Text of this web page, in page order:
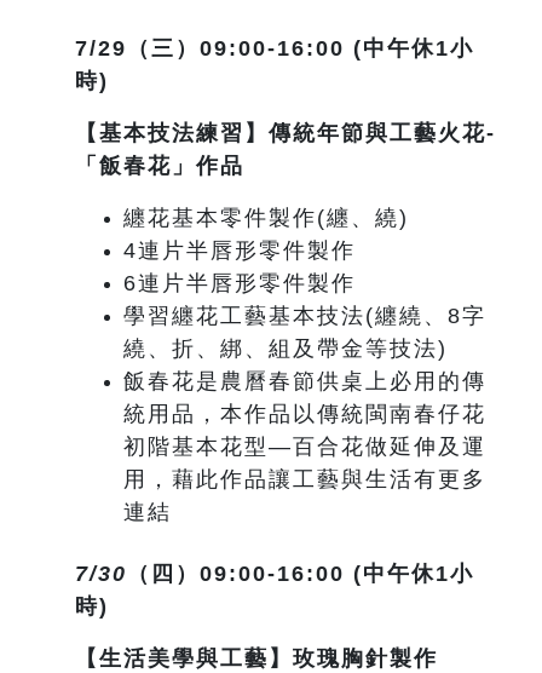
7/29 （三）09:00-16:00 (中午休1小
時)
【基本技法練習】傳統年節與工藝火花-
「飯春花」作品
纏花基本零件製作(纏、繞)
4連片半唇形零件製作
6連片半唇形零件製作
學習纏花工藝基本技法(纏繞、8字
繞、折、綁、組及帶金等技法)
飯春花是農曆春節供桌上必用的傳
統用品，本作品以傳統閩南春仔花
初階基本花型—百合花做延伸及運
用，藉此作品讓工藝與生活有更多
連結
7/30 （四）09:00-16:00 (中午休1小
時)
【生活美學與工藝】玫瑰胸針製作